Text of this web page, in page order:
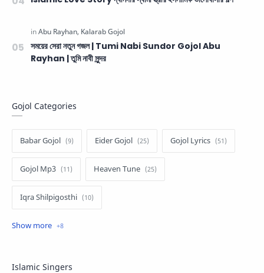
সময়ের সেরা নতুন গজল | Tumi Nabi Sundor Gojol Abu
Rayhan | তুমি নাবী সুন্দর
Gojol Categories
Babar Gojol Eider Gojol Gojol Lyrics
Gojol Mp3 Heaven Tune
Iqra Shilpigosthi
Islamic Story
Islamic Singers